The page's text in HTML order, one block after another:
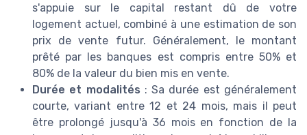
s'appuie sur le capital restant dû de votre
logement actuel, combiné à une estimation de son
prix de vente futur. Généralement, le montant
prêté par les banques est compris entre 50% et
80% de la valeur du bien mis en vente.
Durée et modalités : Sa durée est généralement
courte, variant entre 12 et 24 mois, mais il peut
être prolongé jusqu'à 36 mois en fonction de la